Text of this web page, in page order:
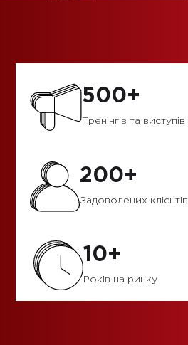
500+
Тренінгів та виступів
200+
Задоволених клієнтів
10+
Років на ринку